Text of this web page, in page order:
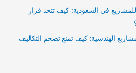
في السعودية: كيف تتخذ قرار
الهندسية: كيف تمنع تضخم التكاليف